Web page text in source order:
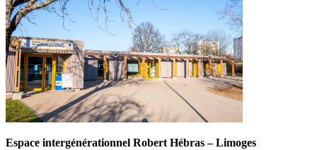
Espace intergénérationnel Robert Hébras – Limoges